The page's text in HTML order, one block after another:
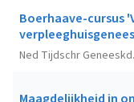
Boerhaave-cursus
Ned Tijdschr